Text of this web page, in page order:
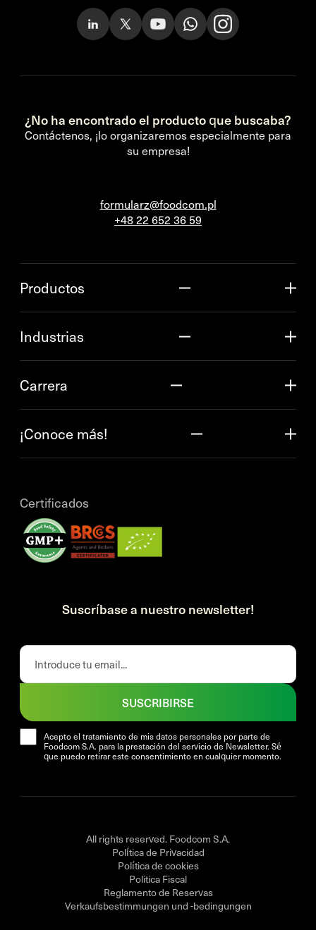
¿No ha encontrado el producto que buscaba?
Contáctenos, ¡lo organizaremos especialmente para
su empresa!
formularz@foodcom.pl
+48 22 652 36 59
Productos
Industrias
Carrera
¡Conoce más!
Certificados
Suscríbase a nuestro newsletter!
Acepto el tratamiento de mis datos personales por parte de
Foodcom S.A. para la prestación del servicio de Newsletter. Sé
que puedo retirar este consentimiento en cualquier momento.
SUSCRIBIRSE
All rights reserved. Foodcom S.A.
Política de Privacidad
Política de cookies
Politica Fiscal
Reglamento de Reservas
Verkaufsbestimmungen und -bedingungen